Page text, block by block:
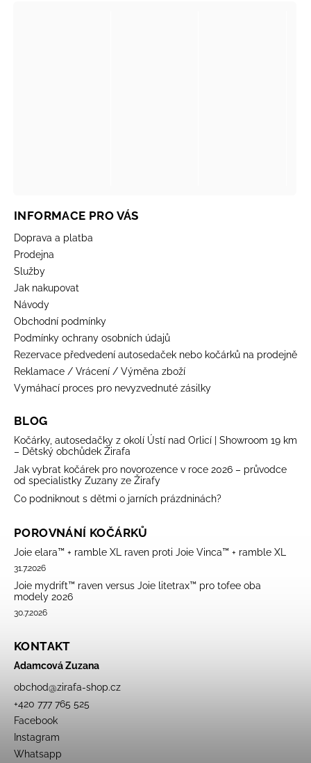
INFORMACE PRO VÁS
Doprava a platba
Prodejna
Služby
Jak nakupovat
Návody
Obchodní podmínky
Podmínky ochrany osobních údajů
Rezervace předvedení autosedaček nebo kočárků na prodejně
Reklamace / Vrácení / Výměna zboží
Vymáhací proces pro nevyzvednuté zásilky
BLOG
Kočárky, autosedačky z okolí Ústí nad Orlicí | Showroom 19 km
– Dětský obchůdek Žirafa
Jak vybrat kočárek pro novorozence v roce 2026 – průvodce
od specialistky Zuzany ze Žirafy
Co podniknout s dětmi o jarních prázdninách?
POROVNÁNÍ KOČÁRKŮ
Joie elara™ + ramble XL raven proti Joie Vinca™ + ramble XL
31.7.2026
Joie mydrift™ raven versus Joie litetrax™ pro tofee oba
modely 2026
30.7.2026
KONTAKT
Adamcová Zuzana
obchod@zirafa-shop.cz
+420 777 765 525
Facebook
Instagram
Whatsapp